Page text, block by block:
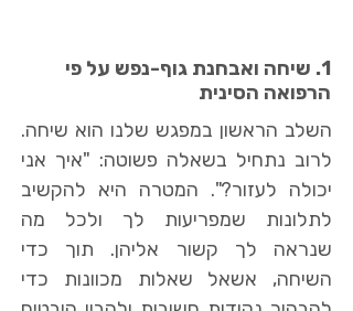
1. שיחה ואבחנת גוף-נפש על פי
הרפואה הסינית
השלב הראשון במפגש שלנו הוא שיחה.
לרוב נתחיל בשאלה פשוטה: "איך אני
יכולה לעזור?". המטרה היא להקשיב
לתלונות שמפריעות לך ולכל מה
שנראה לך קשור אליהן. תוך כדי
השיחה, אשאל שאלות מכוונות כדי